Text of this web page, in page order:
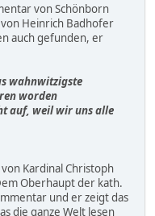
von Schönborn
Heinrich Badhofer
auch gefunden, er
wahnwitzigste
worden
auf, weil wir uns alle
Kardinal Christoph
Oberhaupt der kath.
und er zeigt das
die ganze Welt lesen